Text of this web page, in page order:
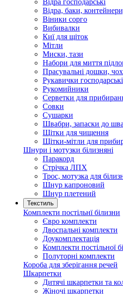
Відра господарські
Відра, баки,
Віники сорго
Вибивалки
Киї для щіток
Мітли
Миски, тази
Набори для миття
Прасувальні дошки,
Рукавички господарські
Рукомийники
Серветки для
Совки
Сушарки
Швабри, запаски до
Щітки для чищення
Щітки-мітли для
Шнури і мотузки білизняні
Паракорд
Стрічка ЛПХ
Трос, мотузка для
Шнур капроновий
Шнур плетений
Текстиль
Комплекти постільнї білизни
Євро комплекти
Двоспальні комплекти
Доукомплектація
Комплекти постільної
Полуторні комплекти
Короба для зберігання речей
Шкарпетки
Дитячі шкарпетки та
Жіночі шкарпетки